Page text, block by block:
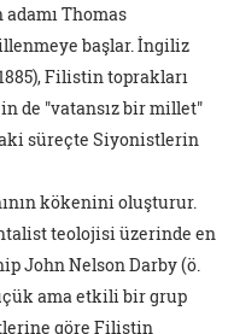
Thomas
başlar. İngiliz
Filistin toprakları
de "vatansız bir millet"
süreçte Siyonistlerin
kökenini oluşturur.
teolojisi üzerinde en
John Nelson Darby (ö.
ama etkili bir grup
göre Filistin